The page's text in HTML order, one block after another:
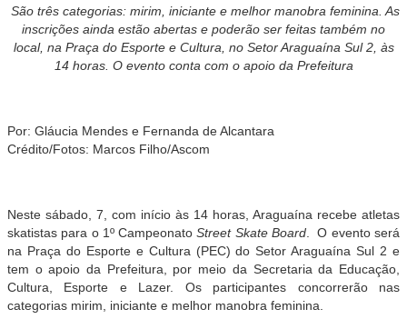
São três categorias: mirim, iniciante e melhor manobra feminina. As
inscrições ainda estão abertas e poderão ser feitas também no
local, na Praça do Esporte e Cultura, no Setor Araguaína Sul 2, às
14 horas. O evento conta com o apoio da Prefeitura
Por: Gláucia Mendes e Fernanda de Alcantara
Crédito/Fotos: Marcos Filho/Ascom
Neste sábado, 7, com início às 14 horas, Araguaína recebe atletas
skatistas para o 1º CampeonatoStreet Skate Board. O evento será
na Praça do Esporte e Cultura (PEC) do Setor Araguaína Sul 2 e
tem o apoio da Prefeitura, por meio da Secretaria da Educação,
Cultura, Esporte e Lazer. Os participantes concorrerão nas
categorias mirim, iniciante e melhor manobra feminina.